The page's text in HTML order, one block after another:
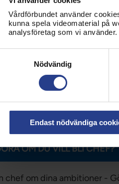
Vårdförbundet använder
kunna spela videomaterial på
analysföretag som vi använder.
Nödvändig
Endast nödvändiga
stödresurser så
fälla. Om du inte
får rätt
ska bli chef?
att förbättra
målinriktat och
behöver göras, säger Merja
OM DU VILL BLI CHEF?
chef om dina ambitioner -